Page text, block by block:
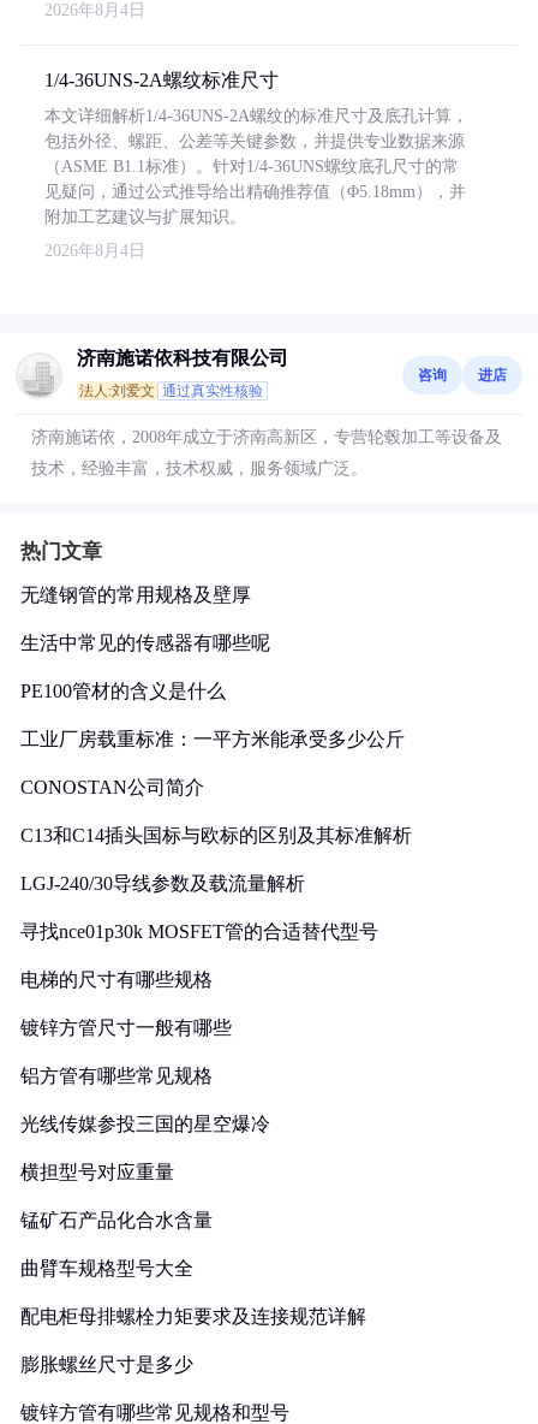
2026年8月4日
1/4-36UNS-2A螺纹标准尺寸
本文详细解析1/4-36UNS-2A螺纹的标准尺寸及底孔计算，
包括外径、螺距、公差等关键参数，并提供专业数据来源
（ASME B1.1标准）。针对1/4-36UNS螺纹底孔尺寸的常
见疑问，通过公式推导给出精确推荐值（Φ5.18mm），并
附加工艺建议与扩展知识。
2026年8月4日
济南施诺依科技有限公司
法人:刘爱文 通过真实性核验
咨询 进店
济南施诺依，2008年成立于济南高新区，专营轮毂加工等设备及
技术，经验丰富，技术权威，服务领域广泛。
热门文章
无缝钢管的常用规格及壁厚
生活中常见的传感器有哪些呢
PE100管材的含义是什么
工业厂房载重标准：一平方米能承受多少公斤
CONOSTAN公司简介
C13和C14插头国标与欧标的区别及其标准解析
LGJ-240/30导线参数及载流量解析
寻找nce01p30k MOSFET管的合适替代型号
电梯的尺寸有哪些规格
镀锌方管尺寸一般有哪些
铝方管有哪些常见规格
光线传媒参投三国的星空爆冷
横担型号对应重量
锰矿石产品化合水含量
曲臂车规格型号大全
配电柜母排螺栓力矩要求及连接规范详解
膨胀螺丝尺寸是多少
镀锌方管有哪些常见规格和型号